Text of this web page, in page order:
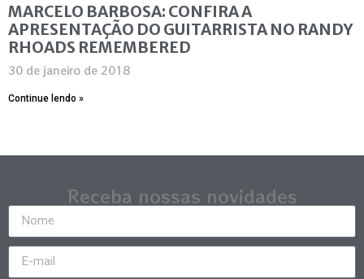
MARCELO BARBOSA: CONFIRA A
APRESENTAÇÃO DO GUITARRISTA NO RANDY
RHOADS REMEMBERED
30 de janeiro de 2018
Continue lendo »
Receba nossas novidades